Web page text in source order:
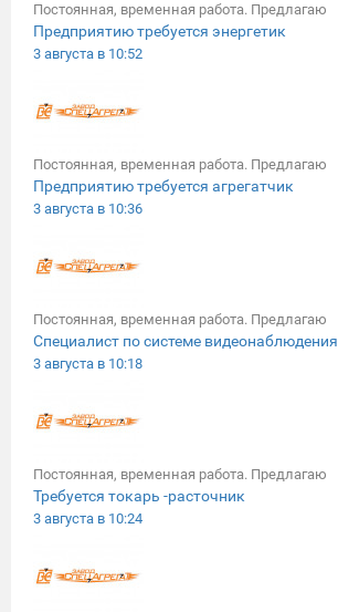
Постоянная, временная работа. Предлагаю
Предприятию требуется энергетик
3 августа в 10:52
Постоянная, временная работа. Предлагаю
Предприятию требуется агрегатчик
3 августа в 10:36
Постоянная, временная работа. Предлагаю
Специалист по системе видеонаблюдения
3 августа в 10:18
Постоянная, временная работа. Предлагаю
Требуется токарь -расточник
3 августа в 10:24